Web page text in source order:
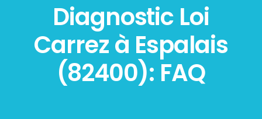
Diagnostic Loi
Carrez à Espalais
(82400): FAQ